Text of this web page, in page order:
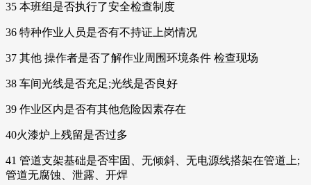
35 本班组是否执行了安全检查制度
36 特种作业人员是否有不持证上岗情况
37 其他 操作者是否了解作业周围环境条件 检查现场
38 车间光线是否充足;光线是否良好
39 作业区内是否有其他危险因素存在
40火漆炉上残留是否过多
41 管道支架基础是否牢固、无倾斜、无电源线搭架在管道上;
管道无腐蚀、泄露、开焊